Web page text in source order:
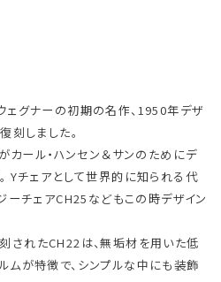
ェグナーの初期の名作、1950年デザ
刻しました。
ール・ハンセン＆サンのためにデ
Yチェアとして世界的に知られる代
ーチェアCH25などもこの時デザイン
されたCH22は、無垢材を用いた低
ムが特徴で、シンプルな中にも装飾